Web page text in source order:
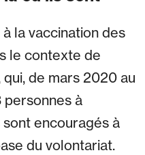
la vaccination des
le contexte de
de mars 2020 au
personnes à
encouragés à
du volontariat.